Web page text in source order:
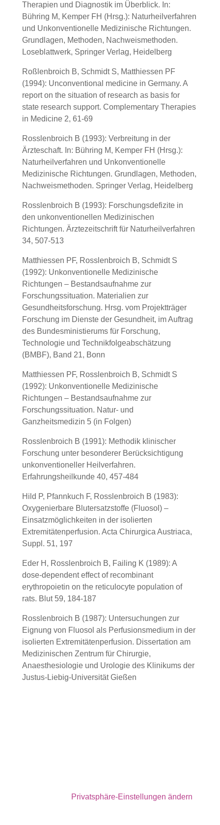
Therapien und Diagnostik im Überblick. In:
Bühring M, Kemper FH (Hrsg.): Naturheilverfahren
und Unkonventionelle Medizinische Richtungen.
Grundlagen, Methoden, Nachweismethoden.
Loseblattwerk, Springer Verlag, Heidelberg
Roßlenbroich B, Schmidt S, Matthiessen PF
(1994): Unconventional medicine in Germany. A
report on the situation of research as basis for
state research support. Complementary Therapies
in Medicine 2, 61-69
Rosslenbroich B (1993): Verbreitung in der
Ärzteschaft. In: Bühring M, Kemper FH (Hrsg.):
Naturheilverfahren und Unkonventionelle
Medizinische Richtungen. Grundlagen, Methoden,
Nachweismethoden. Springer Verlag, Heidelberg
Rosslenbroich B (1993): Forschungsdefizite in
den unkonventionellen Medizinischen
Richtungen. Ärztezeitschrift für Naturheilverfahren
34, 507-513
Matthiessen PF, Rosslenbroich B, Schmidt S
(1992): Unkonventionelle Medizinische
Richtungen – Bestandsaufnahme zur
Forschungssituation. Materialien zur
Gesundheitsforschung. Hrsg. vom Projektträger
Forschung im Dienste der Gesundheit, im Auftrag
des Bundesministierums für Forschung,
Technologie und Technikfolgeabschätzung
(BMBF), Band 21, Bonn
Matthiessen PF, Rosslenbroich B, Schmidt S
(1992): Unkonventionelle Medizinische
Richtungen – Bestandsaufnahme zur
Forschungssituation. Natur- und
Ganzheitsmedizin 5 (in Folgen)
Rosslenbroich B (1991): Methodik klinischer
Forschung unter besonderer Berücksichtigung
unkonventioneller Heilverfahren.
Erfahrungsheilkunde 40, 457-484
Hild P, Pfannkuch F, Rosslenbroich B (1983):
Oxygenierbare Blutersatzstoffe (Fluosol) –
Einsatzmöglichkeiten in der isolierten
Extremitätenperfusion. Acta Chirurgica Austriaca,
Suppl. 51, 197
Eder H, Rosslenbroich B, Failing K (1989): A
dose-dependent effect of recombinant
erythropoietin on the reticulocyte population of
rats. Blut 59, 184-187
Rosslenbroich B (1987): Untersuchungen zur
Eignung von Fluosol als Perfusionsmedium in der
isolierten Extremitätenperfusion. Dissertation am
Medizinischen Zentrum für Chirurgie,
Anaesthesiologie und Urologie des Klinikums der
Justus-Liebig-Universität Gießen
Privatsphäre-Einstellungen ändern